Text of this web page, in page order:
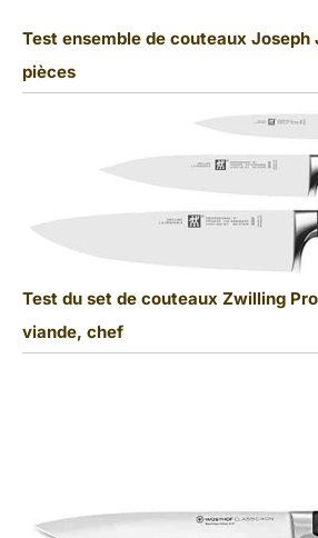
Test ensemble de couteaux Joseph
pièces
Test du set de couteaux Zwilling
viande, chef